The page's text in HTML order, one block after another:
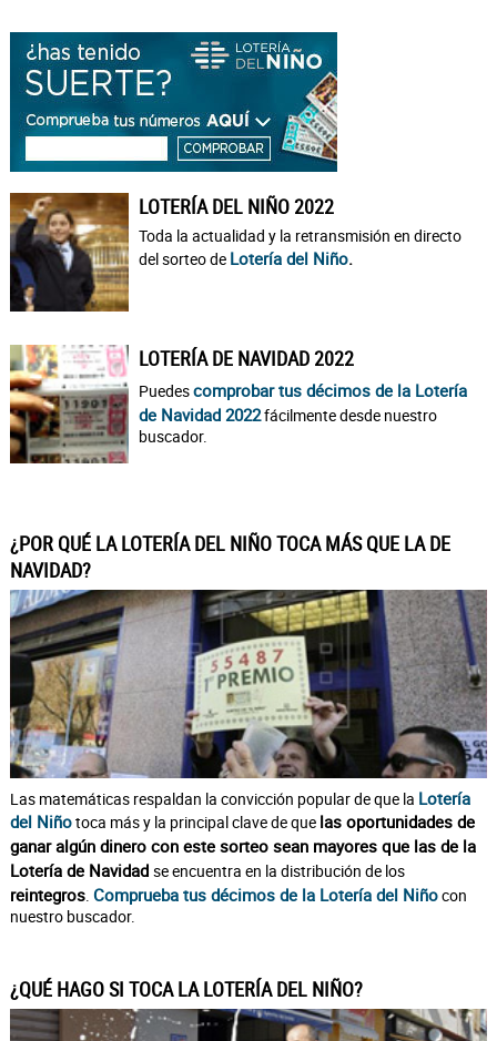
LOTERÍA DEL NIÑO 2022
Toda la actualidad y la retransmisión en directo
del sorteo de Lotería del Niño.
LOTERÍA DE NAVIDAD 2022
Puedescomprobar tus décimos de la Lotería
de Navidad 2022fácilmente desde nuestro
buscador.
¿POR QUÉ LA LOTERÍA DEL NIÑO TOCA MÁS QUE LA DE
NAVIDAD?
Las matemáticas respaldan la convicción popular de que la Lotería
del Niñotoca más y la principal clave de que las oportunidades de
ganar algún dinero con este sorteo sean mayores que las de la
Lotería de Navidad se encuentra en la distribución de los
reintegros. Comprueba tus décimos de la Lotería del Niñocon
nuestro buscador.
¿QUÉ HAGO SI TOCA LA LOTERÍA DEL NIÑO?